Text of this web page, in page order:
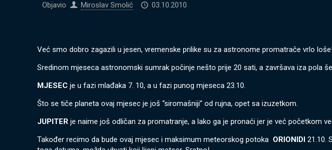
Objavio Miroslav Smolić 03.10.2010
Već smo dobro zagazili u jesen, vremenske prilike su za astronome promatrače vrlo
Sredinom mjeseca astronomski sumrak počinje nešto prije 20 sati, a završava iza pola
MJESEC je u fazi mlađaka 7. 10, a u fazi punog mjeseca 23.10.
Što se tiče planeta ovaj mjesec je još “siromašniji” od rujna, opet sa izuzetkom.
JUPITERje naime još odličan za promatranje, a lako ga je pronaći jer je već početkom
Također recimo da bude ovaj mjesec i maksimum meteorskog potoka ORIONIDI21.10.